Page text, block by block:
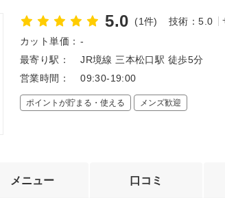
5.0 (1件) 技術：5.0
カット単価： -
最寄り駅：
JR境線 三本松口駅 徒歩5分
営業時間：
09:30-19:00
ポイントが貯まる・使える メンズ歓迎
メニュー 口コミ